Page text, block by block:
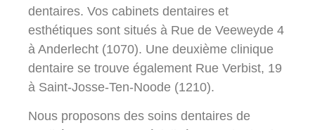
Anderlecht
0460 96 11 12
dentaires. Vos cabinets dentaires et
esthétiques sont situés à Rue de Veeweyde 4
à Anderlecht (1070). Une deuxième clinique
dentaire se trouve également Rue Verbist, 19
à Saint-Josse-Ten-Noode (1210).
Nous proposons des soins dentaires de